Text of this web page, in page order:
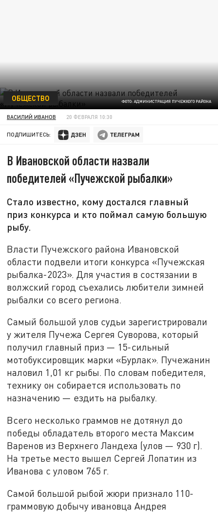
ФОТО: АДМИНИСТРАЦИЯ ПУЧЕЖКОГО РАЙОНА
ОБЩЕСТВО
ВАСИЛИЙ ИВАНОВ 20 ФЕВРАЛЯ 10:30
ПОДПИШИТЕСЬ:
В Ивановской области назвали
победителей «Пучежской рыбалки»
Стало известно, кому достался главный
приз конкурса и кто поймал самую большую
рыбу.
Власти Пучежского района Ивановской
области подвели итоги конкурса «Пучежская
рыбалка-2023». Для участия в состязании в
волжский город съехались любители зимней
рыбалки со всего региона.
Самый большой улов судьи зарегистрировали
у жителя Пучежа Сергея Суворова, который
получил главный приз — 15-сильный
мотобуксировщик марки «Бурлак». Пучежанин
наловил 1,01 кг рыбы. По словам победителя,
технику он собирается использовать по
назначению — ездить на рыбалку.
Всего несколько граммов не дотянул до
победы обладатель второго места Максим
Варенов из Верхнего Ландеха (улов — 930 г).
На третье место вышел Сергей Лопатин из
Иванова с уловом 765 г.
Самой большой рыбой жюри признало 110-
граммовую добычу ивановца Андрея